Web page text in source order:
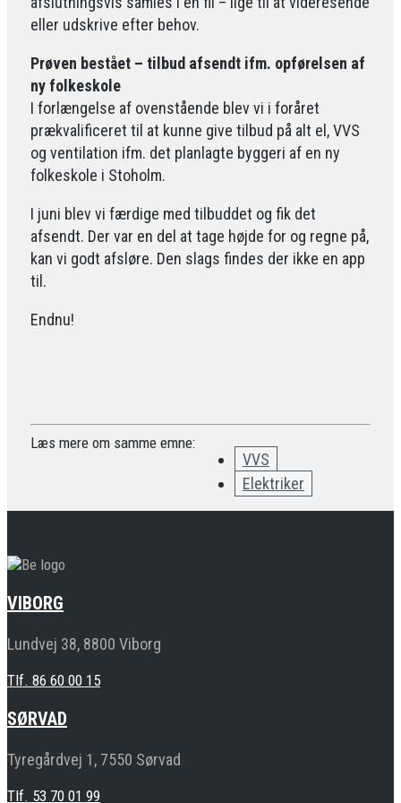
eller udskrive efter behov.
Prøven bestået – tilbud afsendt ifm. opførelsen af
ny folkeskole
I forlængelse af ovenstående blev vi i foråret
prækvalificeret til at kunne give tilbud på alt el, VVS
og ventilation ifm. det planlagte byggeri af en ny
folkeskole i Stoholm.
I juni blev vi færdige med tilbuddet og fik det
afsendt. Der var en del at tage højde for og regne på,
kan vi godt afsløre. Den slags findes der ikke en app
til.
Endnu!
Læs mere om samme emne:
VVS
Elektriker
VIBORG
Lundvej 38, 8800 Viborg
Tlf. 86 60 00 15
SØRVAD
Tyregårdvej 1, 7550 Sørvad
Tlf. 53 70 01 99